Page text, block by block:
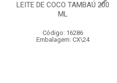
LEITE DE COCO TAMBAÚ 200
ML
Código: 16286
Embalagem: CX\24